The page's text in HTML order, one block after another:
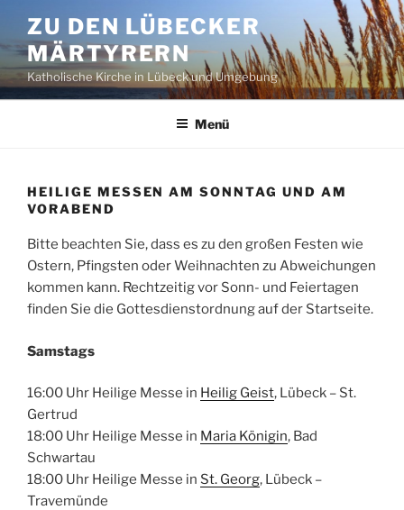
Inhalt
springen
ZU DEN LÜBECKER
MÄRTYRERN
Katholische Kirche in Lübeck und Umgebung
Menü
HEILIGE MESSEN AM SONNTAG UND AM
VORABEND
Bitte beachten Sie, dass es zu den großen Festen wie
Ostern, Pfingsten oder Weihnachten zu Abweichungen
kommen kann. Rechtzeitig vor Sonn- und Feiertagen
finden Sie die Gottesdienstordnung auf der Startseite.
Samstags
16:00 Uhr Heilige Messe in Heilig Geist, Lübeck – St.
Gertrud
18:00 Uhr Heilige Messe in Maria Königin, Bad
Schwartau
18:00 Uhr Heilige Messe in St. Georg, Lübeck –
Travemünde